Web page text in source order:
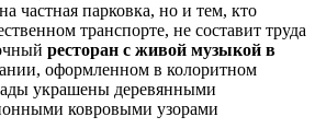
частная парковка, но и тем, кто
транспорте, не составит труда
ресторан с живой музыкой в
оформленном в колоритном
украшены деревянными
ковровыми узорами